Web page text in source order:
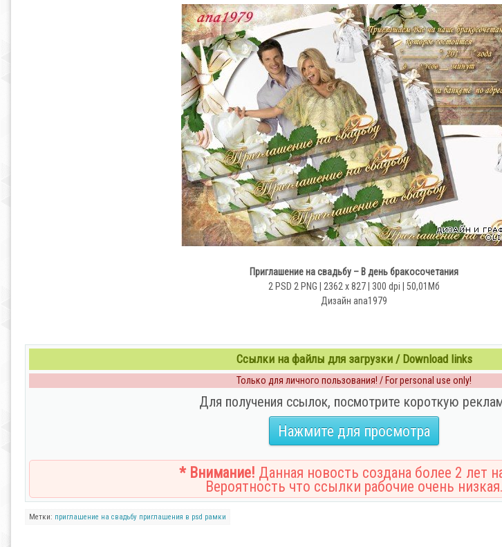
Приглашение на свадьбу – В день бракосочетания
2 PSD 2 PNG | 2362 x 827 | 300 dpi | 50,01Мб
Дизайн ana1979
Ссылки на файлы для загрузки / Download links
Только для личного пользования! / For personal use only!
Для получения ссылок, посмотрите короткую
Нажмите для просмотра
* Внимание! Данная новость создана более 2 лет
Вероятность что ссылки рабочие очень низкая.
Метки: приглашение на свадьбу приглашения в psd рамки